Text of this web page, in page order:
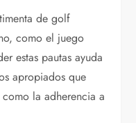
de golf
como el juego
estas pautas ayuda
apropiados que
la adherencia a